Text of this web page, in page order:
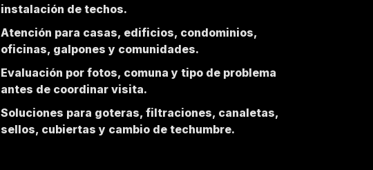
instalación de techos.
Atención para casas, edificios, condominios,
oficinas, galpones y comunidades.
Evaluación por fotos, comuna y tipo de problema
antes de coordinar visita.
Soluciones para goteras, filtraciones, canaletas,
sellos, cubiertas y cambio de techumbre.